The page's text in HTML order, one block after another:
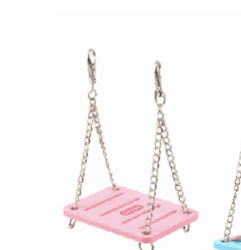
２．關於個人資料處理事宜，請瀏覽以下網址：
https://aftee.tw/terms/#terms3
３．未成年的使用者請事先徵得法定代理人或監護
「AFTEE先享後付」，若未經同意申辦者引起之損
４．使用「AFTEE先享後付」時，將依據個別帳號
時審查核予不同之上限額度；若仍有額度不足之情
請求用戶進行身份認證。
５．嚴禁一人註冊多個帳號或使用他人資訊註冊。
恩沛科技股份有限公司將有權停止該用戶之使用額
每筆NT$60，滿NT$999(含以上)免運費
每筆NT$120，滿NT$999(含以上)免運費
中壢限定｜毛速配 14:00前下單當日到！🐶
每筆NT$120，滿NT$999(含以上)免運費